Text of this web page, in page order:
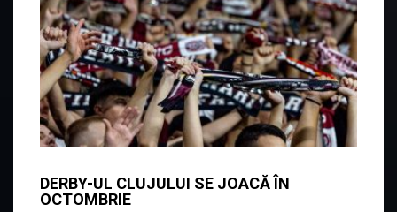
DERBY-UL CLUJULUI SE JOACĂ ÎN
OCTOMBRIE